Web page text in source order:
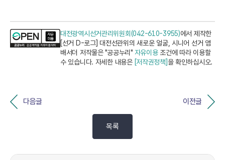
대전광역시선거관리위원회(042-610-3955)에서 제작한
[선거 D-로그] 대전선관위의 새로운 얼굴, 시니어 선거 앰
배서더 저작물은 "공공누리" 자유이용조건에 따라 이용할
수 있습니다. 자세한 내용은 [저작권정책]을 확인하십시오.
다음글 이전글
목록